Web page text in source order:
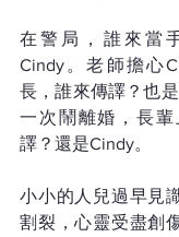
在警局，誰來當
Cindy。老師擔心
長，誰來傳譯？也
一次鬧離婚，長
譯？還是Cindy。
小小的人兒過早見
割裂，心靈受盡創